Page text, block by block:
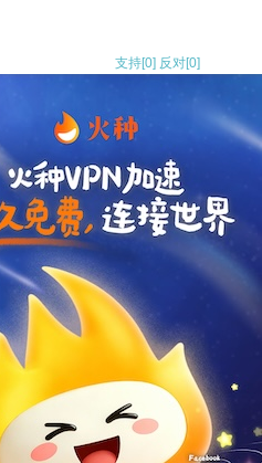
支持[0] 反对[0]
支持[0] 反对
支持
反对 [0]